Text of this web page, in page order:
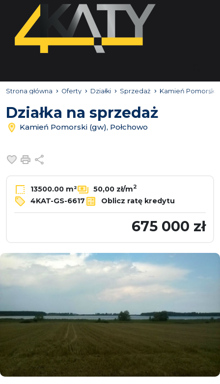
Strona główna Oferty Działki Sprzedaż Kamień Pomorski
Działka na sprzedaż
Kamień Pomorski (gw), Połchowo
Dodaj do ulubionych
Drukuj
13500.00 m² 50,00 zł/m2
4KAT-GS-6617 Oblicz ratę kredytu
675 000 zł